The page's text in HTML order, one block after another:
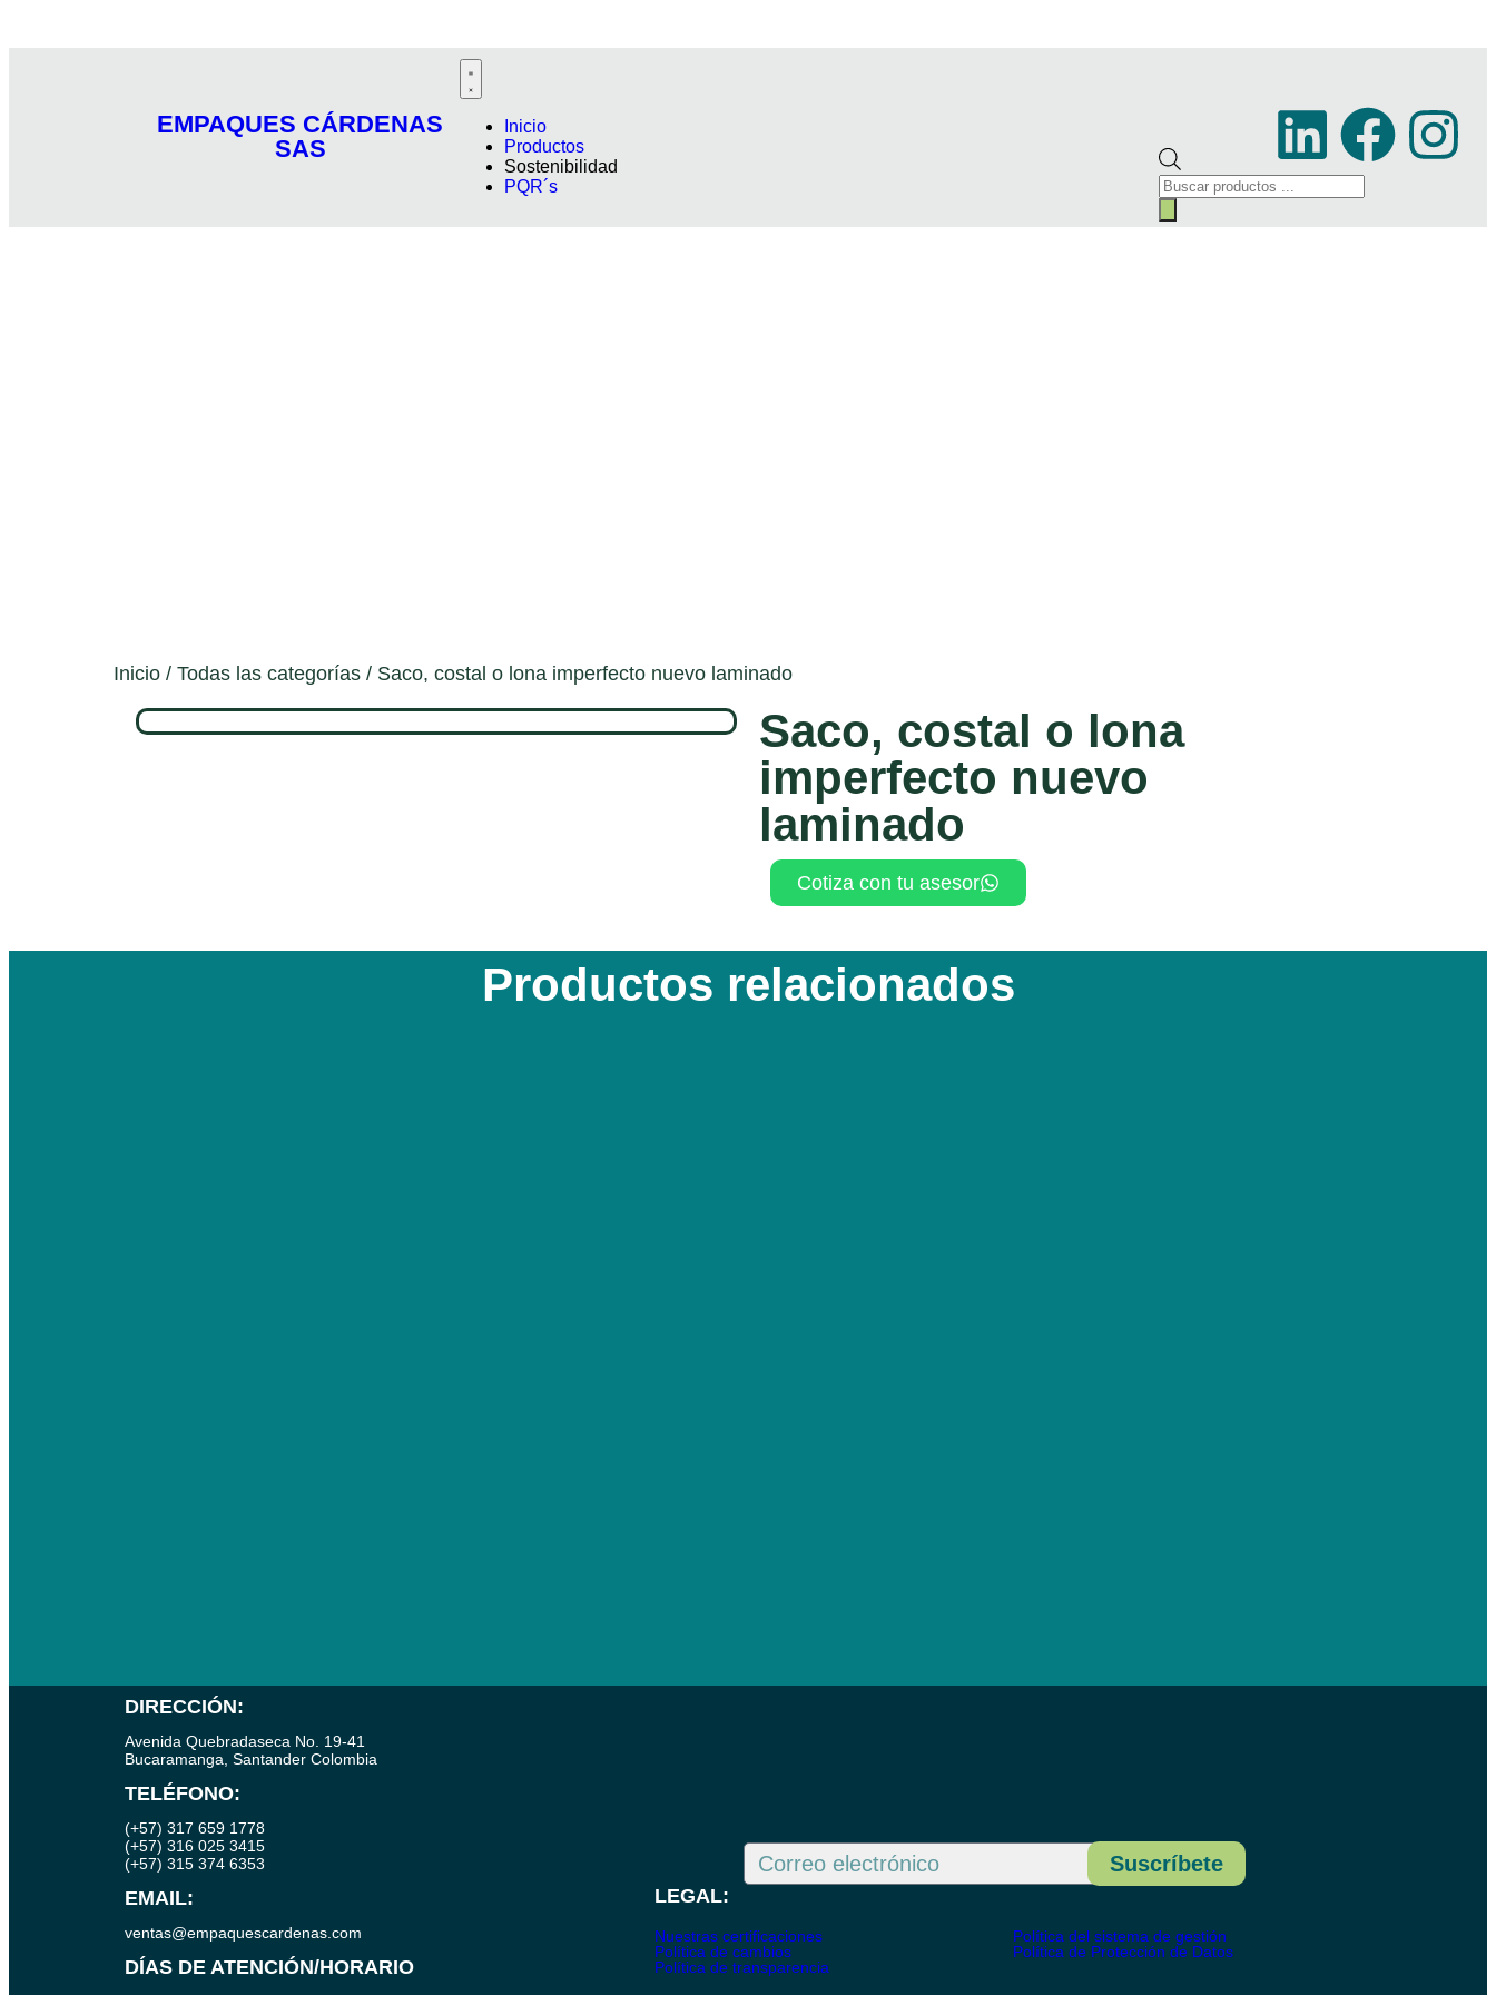
EMPAQUES CÁRDENAS
SAS
Inicio
Productos
Sostenibilidad
PQR´s
Inicio / Todas las categorías / Saco, costal o lona imperfecto nuevo laminado
Saco, costal o lona
imperfecto nuevo
laminado
Cotiza con tu asesor
Productos relacionados
DIRECCIÓN:
Avenida Quebradaseca No. 19-41
Bucaramanga, Santander Colombia
TELÉFONO:
(+57) 317 659 1778
(+57) 316 025 3415
(+57) 315 374 6353
EMAIL:
ventas@empaquescardenas.com
DÍAS DE ATENCIÓN/HORARIO
Suscríbete
LEGAL:
Nuestras certificaciones
Política de cambios
Política de transparencia
Política del sistema de gestión
Política de Protección de Datos